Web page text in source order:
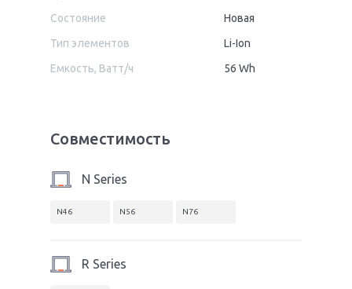
Состояние
Новая
Тип элементов
Li-Ion
Емкость, Ватт/ч
56 Wh
Совместимость
N Series
N46 N56 N76
R Series